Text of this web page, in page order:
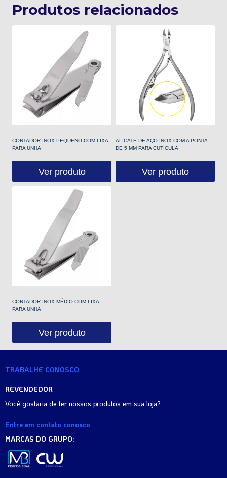
Produtos relacionados
CORTADOR INOX PEQUENO COM LIXA
PARA UNHA
Ver produto
ALICATE DE AÇO INOX COM A PONTA
DE 5 MM PARA CUTÍCULA
Ver produto
CORTADOR INOX MÉDIO COM LIXA
PARA UNHA
Ver produto
TRABALHE CONOSCO
REVENDEDOR
Você gostaria de ter nossos produtos em sua loja?
Entre em contato conosco
MARCAS DO GRUPO: